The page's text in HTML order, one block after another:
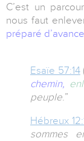
C’est un
nous faut
préparé
Esaïe 57:14
chemin,
peuple.”
Hébreux
sommes